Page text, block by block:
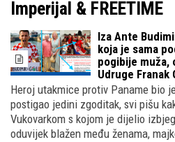
Imperijal & FREETIME
Iza Ante
koja je sama
pogibije muža,
Udruge Franak
Heroj utakmice protiv Paname bio
postigao jedini zgoditak, svi pišu
Vukovarkom s kojom je dijelio
oduvijek blažen među ženama,